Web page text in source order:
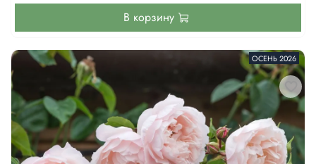
В корзину
ОСЕНЬ 2026